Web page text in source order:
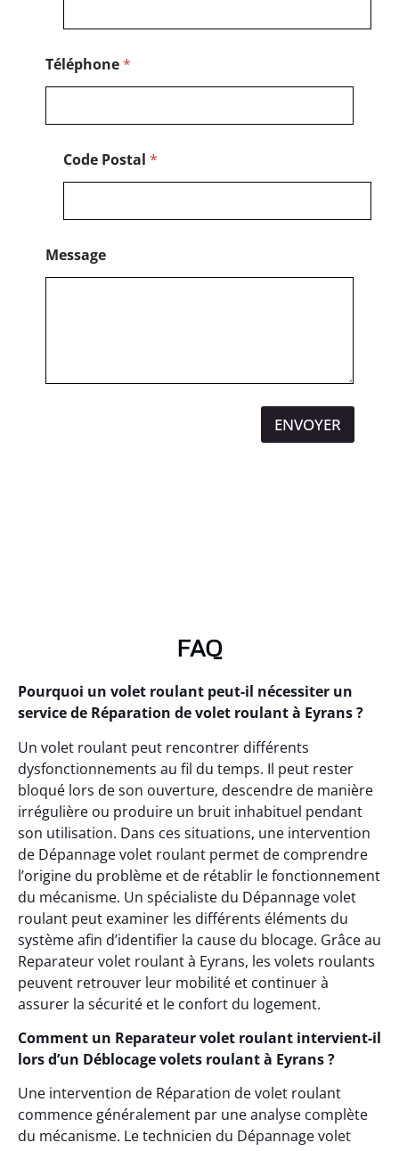
Téléphone*
Code Postal *
Message
ENVOYER
FAQ
Pourquoi un volet roulant peut-il nécessiter un
service de Réparation de volet roulant à Eyrans ?
Un volet roulant peut rencontrer différents
dysfonctionnements au fil du temps. Il peut rester
bloqué lors de son ouverture, descendre de manière
irrégulière ou produire un bruit inhabituel pendant
son utilisation. Dans ces situations, une intervention
de Dépannage volet roulant permet de comprendre
l’origine du problème et de rétablir le fonctionnement
du mécanisme. Un spécialiste du Dépannage volet
roulant peut examiner les différents éléments du
système afin d’identifier la cause du blocage. Grâce au
Reparateur volet roulant à Eyrans, les volets roulants
peuvent retrouver leur mobilité et continuer à
assurer la sécurité et le confort du logement.
Comment un Reparateur volet roulant intervient-il
lors d’un Déblocage volets roulant à Eyrans ?
Une intervention de Réparation de volet roulant
commence généralement par une analyse complète
du mécanisme. Le technicien du Dépannage volet